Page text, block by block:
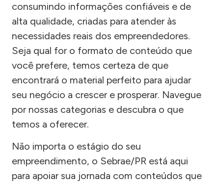
consumindo informações confiáveis e de
alta qualidade, criadas para atender às
necessidades reais dos empreendedores.
Seja qual for o formato de conteúdo que
você prefere, temos certeza de que
encontrará o material perfeito para ajudar
seu negócio a crescer e prosperar. Navegue
por nossas categorias e descubra o que
temos a oferecer.
Não importa o estágio do seu
empreendimento, o Sebrae/PR está aqui
para apoiar sua jornada com conteúdos que